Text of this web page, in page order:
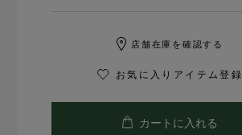
店舗在庫を確認する
お気に入りアイテム登録